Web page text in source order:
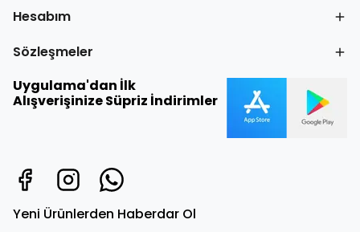
Hesabım
Sözleşmeler
Uygulama'dan İlk
Alışverişinize Süpriz İndirimler
Yeni Ürünlerden Haberdar Ol